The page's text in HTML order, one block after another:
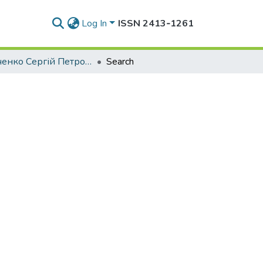
Log In ISSN 2413‑1261
Кравченко Сергій Петрович Search